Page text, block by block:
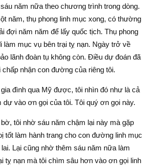
năm nữa theo chương trình trong dòng.
năm, thụ phong linh mục xong, có thường
đợi năm năm để lấy quốc tịch. Thụ phong
làm mục vụ bên trại tỵ nạn. Ngày trở về
lãnh đoàn tụ không còn. Điều dự đoán đã
nhận con đường của riêng tôi.
đình qua Mỹ được, tôi nhìn đó như là cả
vào ơn gọi của tôi. Tôi quý ơn gọi này.
tôi nhờ sáu năm chậm lại này mà gặp
tốt làm hành trang cho con đường linh mục
Lại cũng nhờ thêm sáu năm nữa làm
tỵ nạn mà tôi chìm sâu hơn vào ơn gọi linh